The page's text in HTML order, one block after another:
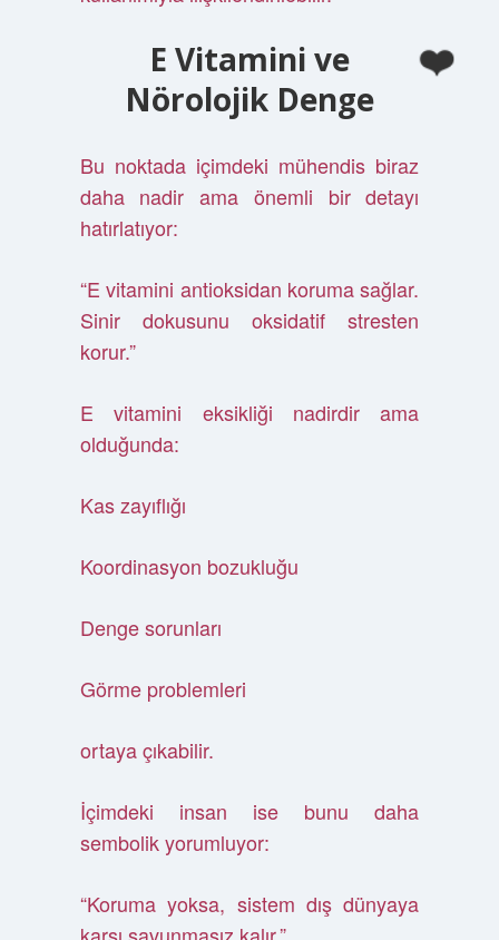
E Vitamini ve
Nörolojik Denge
Bu noktada içimdeki mühendis biraz
daha nadir ama önemli bir detayı
hatırlatıyor:
“E vitamini antioksidan koruma sağlar.
Sinir dokusunu oksidatif stresten
korur.”
E vitamini eksikliği nadirdir ama
olduğunda:
Kas zayıflığı
Koordinasyon bozukluğu
Denge sorunları
Görme problemleri
ortaya çıkabilir.
İçimdeki insan ise bunu daha
sembolik yorumluyor:
“Koruma yoksa, sistem dış dünyaya